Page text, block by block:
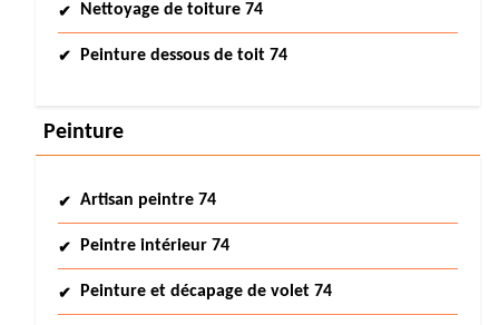
Nettoyage de toiture 74
Peinture dessous de toit 74
Peinture
Artisan peintre 74
Peintre intérieur 74
Peinture et décapage de volet 74